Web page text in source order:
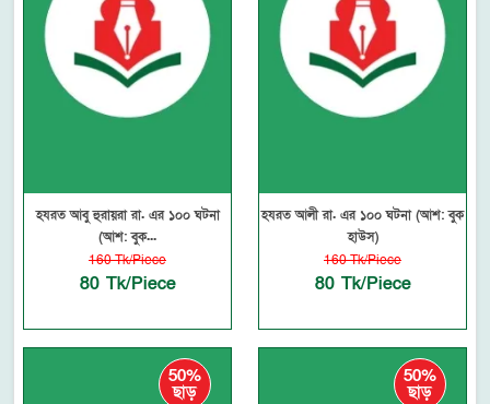
হযরত আবু হুরায়রা রা. এর ১০০ ঘটনা
(আশ: বুক...
160 Tk/Piece
80 Tk/Piece
হযরত আলী রা. এর ১০০ ঘটনা (আশ: বুক
হাউস)
160 Tk/Piece
80 Tk/Piece
50%
ছাড়
50%
ছাড়